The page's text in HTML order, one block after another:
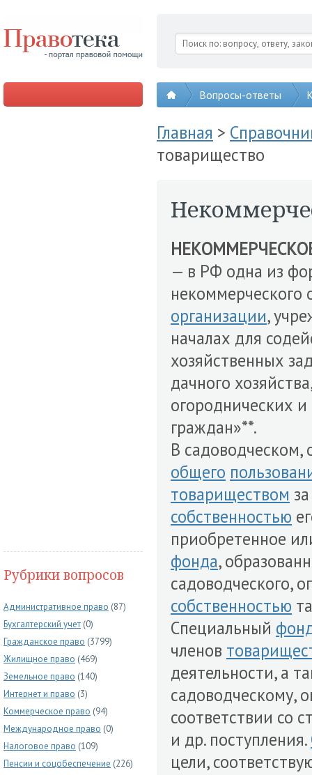
Вопросы-ответы
Рубрики вопросов
Административное право (87)
Бухгалтерский учет (0)
Гражданское право (3799)
Жилищное право (469)
Земельное право (140)
Интернет и право (3)
Коммерческое право (94)
Международное право (0)
Налоговое право (109)
Пенсии и соцобеспечение (226)
Главная >
товарищество
— в РФ одна из
организации,
началах для
хозяйственных
дачного
огороднических
граждан»**.
В
общего
товариществом
собственностью
приобретенное
фонда,
садоводческого,
собственностью
Специальный
членов
деятельности, а
садоводческому,
соответствии со
и др. поступления.
цели,